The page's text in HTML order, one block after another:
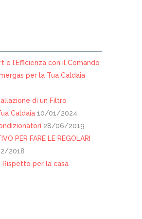
e l’Efficienza con il Comando
per la Tua Caldaia
di un Filtro
Caldaia 10/01/2024
28/06/2019
PER FARE LE REGOLARI
2018
Rispetto per la casa